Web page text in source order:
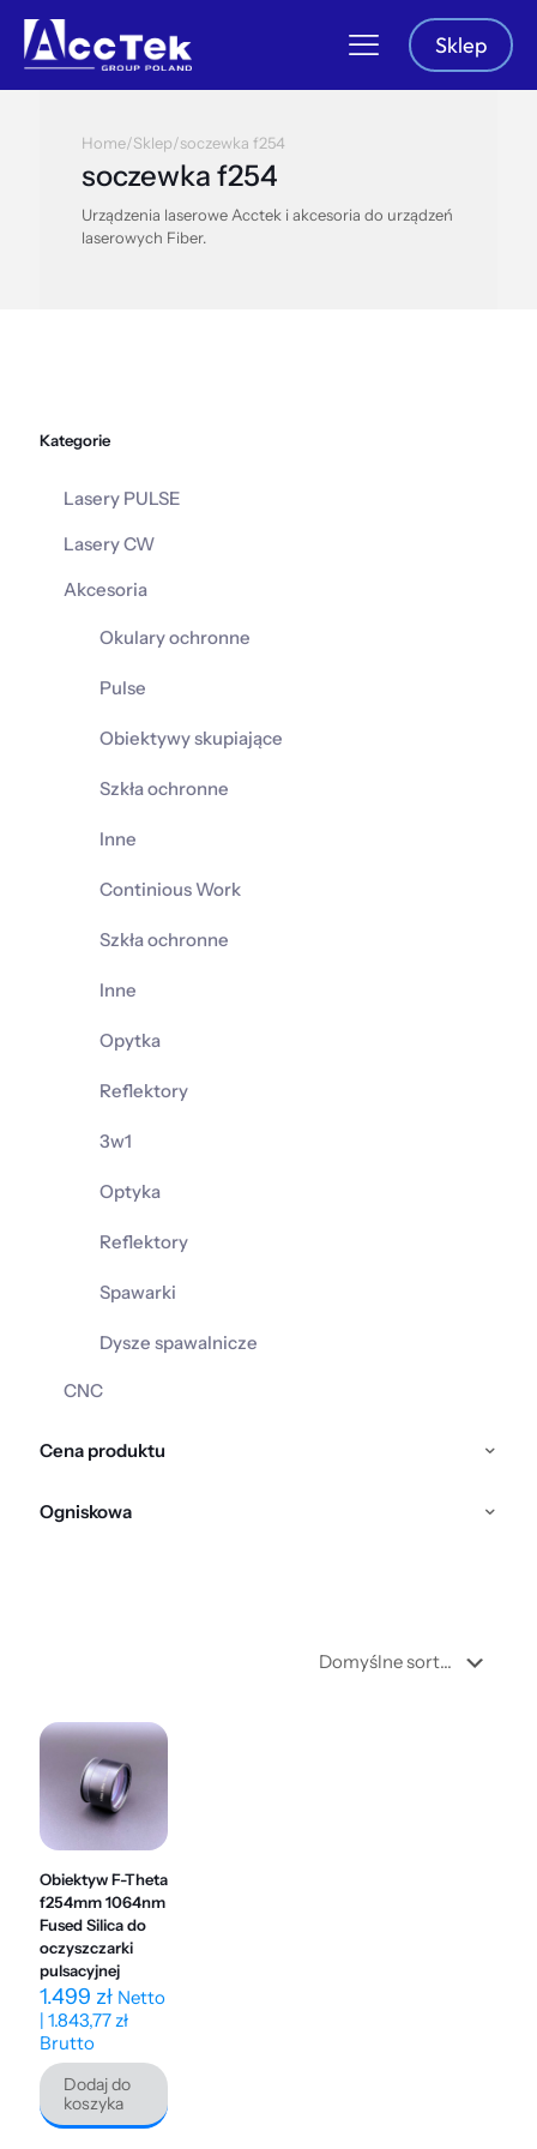
Sklep
Home/Sklep/soczewka f254
soczewka f254
Urządzenia laserowe Acctek i akcesoria do urządzeń
laserowych Fiber.
Kategorie
Lasery PULSE
Lasery CW
Akcesoria
Okulary ochronne
Pulse
Obiektywy skupiające
Szkła ochronne
Inne
Continious Work
Szkła ochronne
Inne
Opytka
Reflektory
3w1
Optyka
Reflektory
Spawarki
Dysze spawalnicze
CNC
Cena produktu
Ogniskowa
Obiektyw F-Theta
f254mm 1064nm
Fused Silica do
oczyszczarki
pulsacyjnej
1.499 zł Netto
| 1.843,77zł
Brutto
Dodaj do
koszyka